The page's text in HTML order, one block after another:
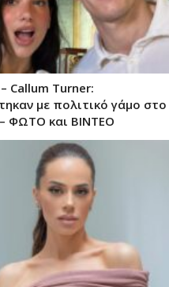
Callum Turner:
με πολιτικό γάμο στο
ΦΩΤΟ και ΒΙΝΤΕΟ